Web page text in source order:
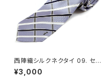
西陣織シルクネクタイ 09. セイ
クレッド チェック柄 - FORTUN
A Tokyo レンタル
¥3,000